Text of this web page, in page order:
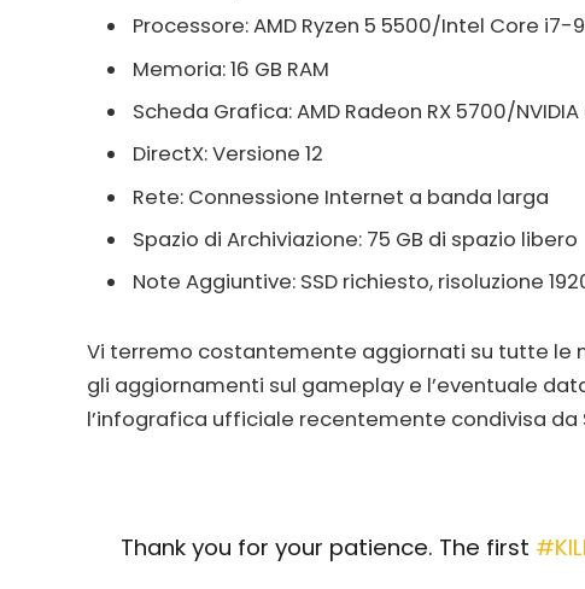
Processore: AMD Ryzen 5 5500/Intel Core
Memoria: 16 GB RAM
Scheda Grafica: AMD Radeon RX 5700/
DirectX: Versione 12
Rete: Connessione Internet a banda larga
Spazio di Archiviazione: 75 GB di spazio libero
Note Aggiuntive: SSD richiesto, risoluzione
Vi terremo costantemente aggiornati su tutte le
gli aggiornamenti sul gameplay e l’eventuale
l’infografica ufficiale recentemente condivisa da
Thank you for your patience. The first